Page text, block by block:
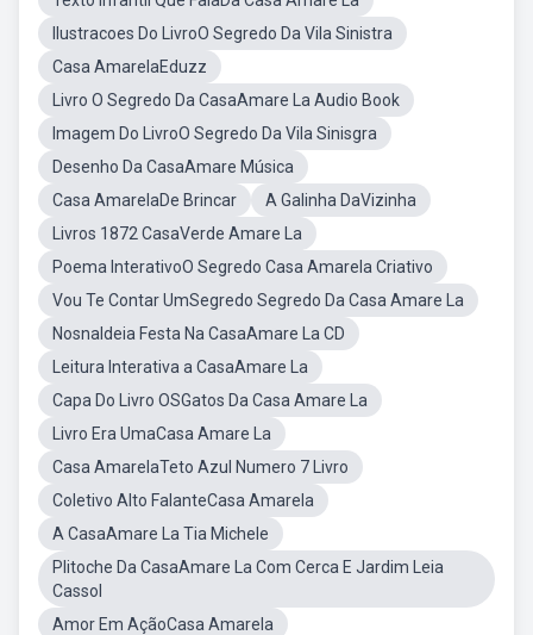
Ilustracoes Do LivroO Segredo Da Vila Sinistra
Casa AmarelaEduzz
Livro O Segredo Da CasaAmare La Audio Book
Imagem Do LivroO Segredo Da Vila Sinisgra
Desenho Da CasaAmare Música
Casa AmarelaDe Brincar
A Galinha DaVizinha
Livros 1872 CasaVerde Amare La
Poema InterativoO Segredo Casa Amarela Criativo
Vou Te Contar UmSegredo Segredo Da Casa Amare La
Nosnaldeia Festa Na CasaAmare La CD
Leitura Interativa a CasaAmare La
Capa Do Livro OSGatos Da Casa Amare La
Livro Era UmaCasa Amare La
Casa AmarelaTeto Azul Numero 7 Livro
Coletivo Alto FalanteCasa Amarela
A CasaAmare La Tia Michele
Plitoche Da CasaAmare La Com Cerca E Jardim Leia
Cassol
Amor Em AçãoCasa Amarela